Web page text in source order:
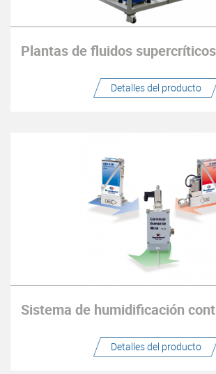
Plantas de fluidos supercríticos
Detalles del producto
Sistema de humidificación
Detalles del producto